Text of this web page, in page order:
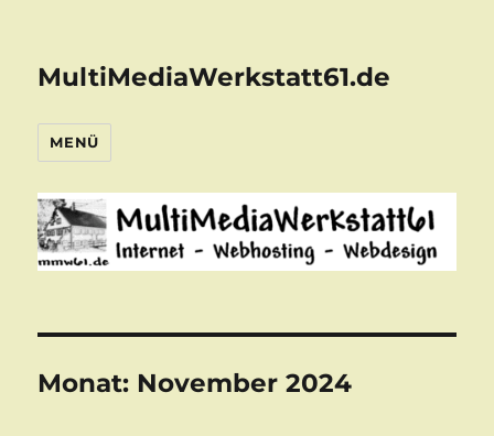
MultiMediaWerkstatt61.de
MENÜ
Monat: November 2024